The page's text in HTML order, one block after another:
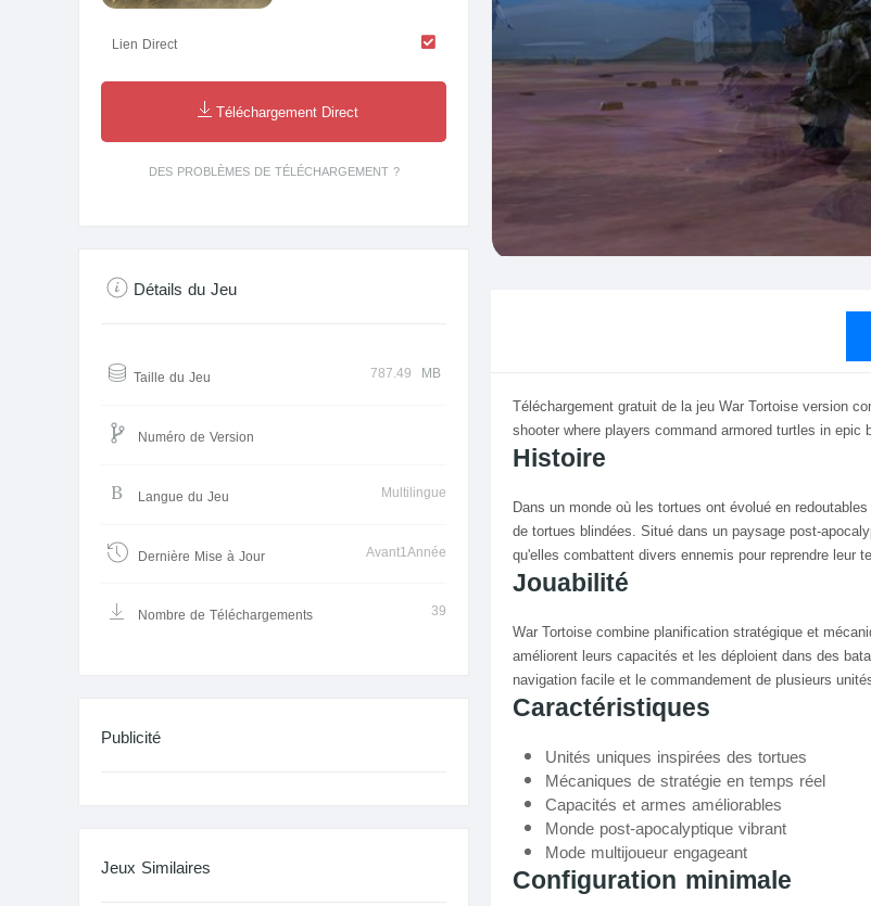
Téléchargement gratuit de la jeu War Tortoise version
shooter where players command armored turtles in
Histoire
Dans un monde où les tortues ont évolué en
de tortues blindées. Situé dans un paysage post-
qu'elles combattent divers ennemis pour reprendre leur
Jouabilité
War Tortoise combine planification stratégique et
améliorent leurs capacités et les déploient dans des
navigation facile et le commandement de plusieurs
Caractéristiques
Unités uniques inspirées des tortues
Mécaniques de stratégie en temps réel
Capacités et armes améliorables
Monde post-apocalyptique vibrant
Mode multijoueur engageant
Configuration minimale
Lien Direct
Téléchargement Direct
DES PROBLÈMES DE TÉLÉCHARGEMENT ?
Détails du Jeu
Taille du Jeu 787.49 MB
Numéro de Version
Langue du Jeu Multilingue
Dernière Mise à Jour Avant1Année
Nombre de Téléchargements 39
Publicité
Jeux Similaires